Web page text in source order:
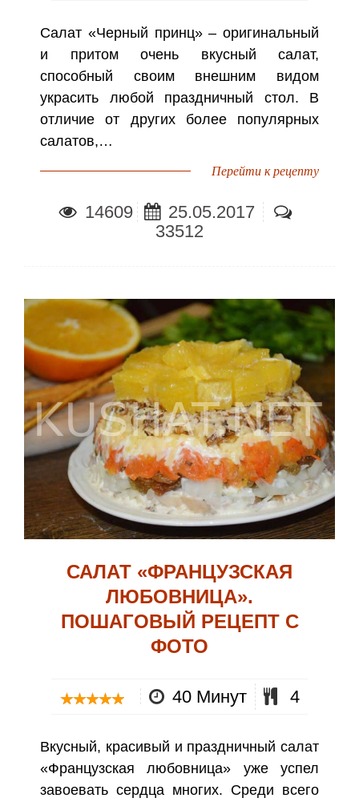
Салат «Черный принц» – оригинальный
и притом очень вкусный салат,
способный своим внешним видом
украсить любой праздничный стол. В
отличие от других более популярных
салатов,…
Перейти к рецепту
14609
25.05.2017
33512
САЛАТ «ФРАНЦУЗСКАЯ
ЛЮБОВНИЦА».
ПОШАГОВЫЙ РЕЦЕПТ С
ФОТО
40 Минут 4
Вкусный, красивый и праздничный салат
«Французская любовница» уже успел
завоевать сердца многих. Среди всего